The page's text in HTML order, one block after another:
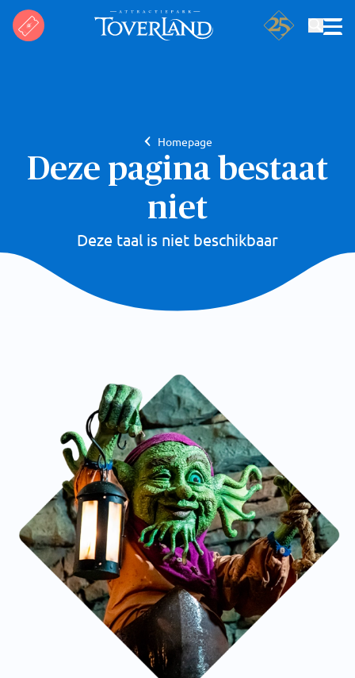
Homepage
Deze pagina bestaat
niet
Deze taal is niet beschikbaar